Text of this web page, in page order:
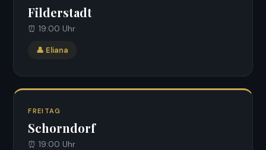
Filderstadt
⏰ 19:00 Uhr
👤 Eliana
FREITAG
Schorndorf
⏰ 19:00 Uhr